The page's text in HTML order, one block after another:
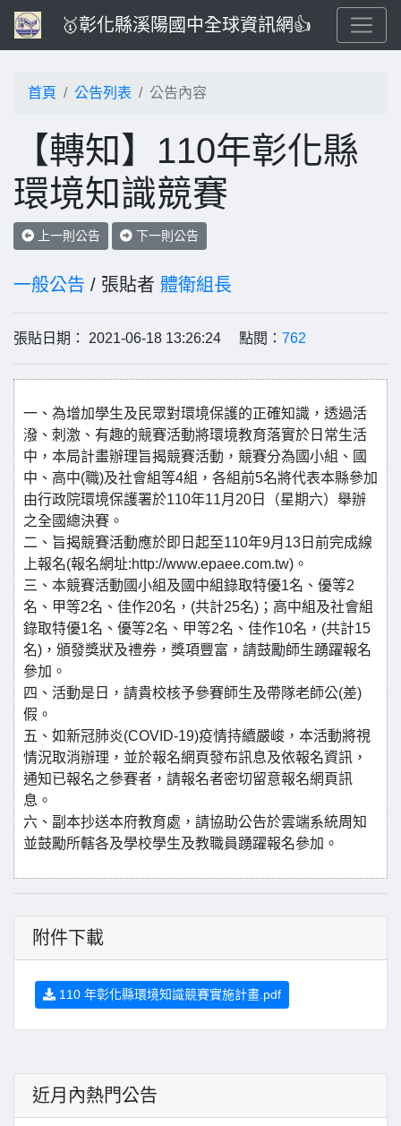
🥇彰化縣溪陽國中全球資訊網👍
首頁 公告列表 公告內容
【轉知】110年彰化縣
環境知識競賽
上一則公告 下一則公告
一般公告 / 張貼者 體衛組長
張貼日期： 2021-06-18 13:26:24 點閱： 762
一、為增加學生及民眾對環境保護的正確知識，透過活
潑、刺激、有趣的競賽活動將環境教育落實於日常生活
中，本局計畫辦理旨揭競賽活動，競賽分為國小組、國
中、高中(職)及社會組等4組，各組前5名將代表本縣參加
由行政院環境保護署於110年11月20日（星期六）舉辦
之全國總決賽。
二、旨揭競賽活動應於即日起至110年9月13日前完成線
上報名(報名網址:http://www.epaee.com.tw)。
三、本競賽活動國小組及國中組錄取特優1名、優等2
名、甲等2名、佳作20名，(共計25名)；高中組及社會組
錄取特優1名、優等2名、甲等2名、佳作10名，(共計15
名)，頒發獎狀及禮券，獎項豐富，請鼓勵師生踴躍報名
參加。
四、活動是日，請貴校核予參賽師生及帶隊老師公(差)
假。
五、如新冠肺炎(COVID-19)疫情持續嚴峻，本活動將視
情況取消辦理，並於報名網頁發布訊息及依報名資訊，
通知已報名之參賽者，請報名者密切留意報名網頁訊
息。
六、副本抄送本府教育處，請協助公告於雲端系統周知
並鼓勵所轄各及學校學生及教職員踴躍報名參加。
附件下載
110 年彰化縣環境知識競賽實施計畫.pdf
近月內熱門公告